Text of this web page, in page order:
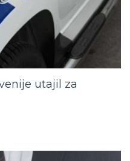
utajil za